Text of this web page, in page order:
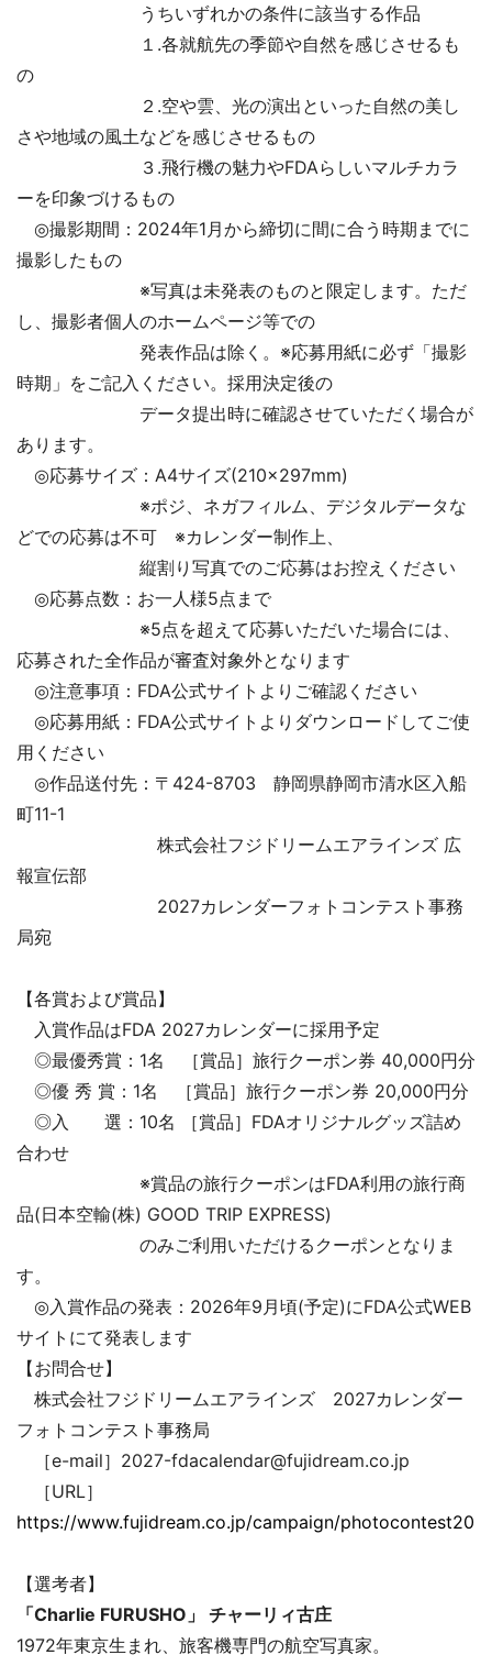
うちいずれかの条件に該当する作品
１.各就航先の季節や自然を感じさせるも
の
２.空や雲、光の演出といった自然の美し
さや地域の風土などを感じさせるもの
３.飛行機の魅力やFDAらしいマルチカラ
ーを印象づけるもの
◎撮影期間：2024年1月から締切に間に合う時期までに
撮影したもの
※写真は未発表のものと限定します。ただ
し、撮影者個人のホームページ等での
発表作品は除く。※応募用紙に必ず「撮影
時期」をご記入ください。採用決定後の
データ提出時に確認させていただく場合が
あります。
◎応募サイズ：A4サイズ(210×297mm)
※ポジ、ネガフィルム、デジタルデータな
どでの応募は不可 ※カレンダー制作上、
縦割り写真でのご応募はお控えください
◎応募点数：お一人様5点まで
※5点を超えて応募いただいた場合には、
応募された全作品が審査対象外となります
◎注意事項：FDA公式サイトよりご確認ください
◎応募用紙：FDA公式サイトよりダウンロードしてご使
用ください
◎作品送付先：〒424-8703 静岡県静岡市清水区入船
町11-1
株式会社フジドリームエアラインズ 広
報宣伝部
2027カレンダーフォトコンテスト事務
局宛
【各賞および賞品】
入賞作品はFDA 2027カレンダーに採用予定
◎最優秀賞：1名 ［賞品］旅行クーポン券 40,000円分
◎優 秀 賞：1名 ［賞品］旅行クーポン券 20,000円分
◎入 選：10名 ［賞品］FDAオリジナルグッズ詰め
合わせ
※賞品の旅行クーポンはFDA利用の旅行商
品(日本空輸(株) GOOD TRIP EXPRESS)
のみご利用いただけるクーポンとなりま
す。
◎入賞作品の発表：2026年9月頃(予定)にFDA公式WEB
サイトにて発表します
【お問合せ】
株式会社フジドリームエアラインズ 2027カレンダー
フォトコンテスト事務局
［e-mail］2027-fdacalendar@fujidream.co.jp
［URL］
https://www.fujidream.co.jp/campaign/
【選考者】
「Charlie FURUSHO」 チャーリィ古庄
1972年東京生まれ、旅客機専門の航空写真家。